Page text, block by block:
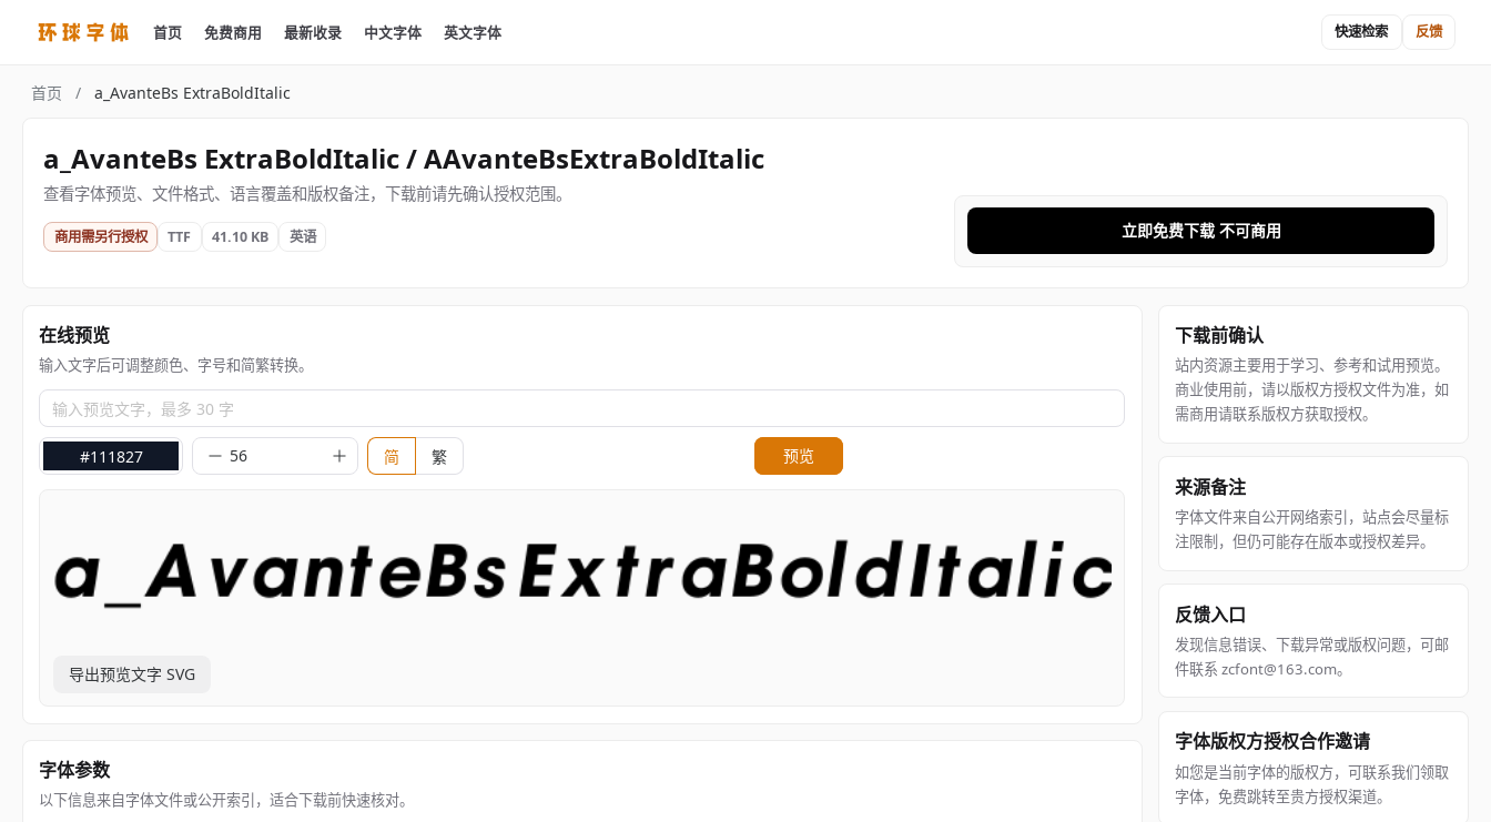
首页 免费商用 最新收录 中文字体 英文字体 快速检索 反馈
首页 / a_AvanteBs ExtraBoldItalic
a_AvanteBs ExtraBoldItalic / AAvanteBsExtraBoldItalic
查看字体预览、文件格式、语言覆盖和版权备注，下载前请先确认授权范围。
商用需另行授权 TTF 41.10 KB 英语 立即免费下载 不可商用
在线预览
输入文字后可调整颜色、字号和简繁转换。
输入预览文字，最多 30 字
#111827 简 繁 预览
导出预览文字 SVG
字体参数
以下信息来自字体文件或公开索引，适合下载前快速核对。
下载前确认
站内资源主要用于学习、参考和试用预览。
商业使用前，请以版权方授权文件为准，如
需商用请联系版权方获取授权。
来源备注
字体文件来自公开网络索引，站点会尽量标
注限制，但仍可能存在版本或授权差异。
反馈入口
发现信息错误、下载异常或版权问题，可邮
件联系 zcfont@163.com。
字体版权方授权合作邀请
如您是当前字体的版权方，可联系我们领取
字体，免费跳转至贵方授权渠道。